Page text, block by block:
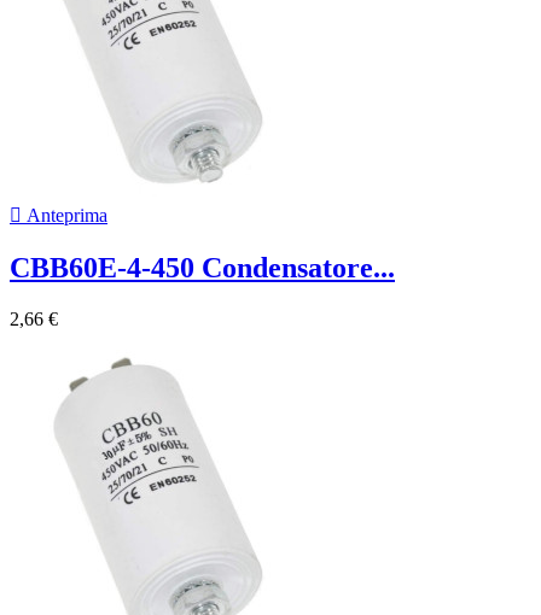
 Anteprima
CBB60E-4-450 Condensatore...
2,66 €